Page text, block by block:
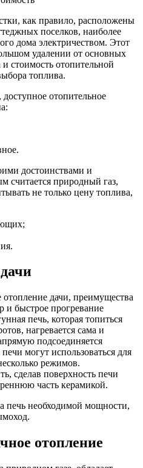
как правило, расположены
поселков, наиболее
дома электричеством. Этот
удалении от основных
стоимость отопительной
топлива.
отопительное
достоинствами и
считается природный газ,
не только цену топлива,
дачи, преимущества
и быстрое прогревание
печь, которая топиться
нагревается сама и
подсоединяется
могут использоваться для
режимов.
сделав поверхность печи
часть керамикой.
печь необходимой мощности,
отопление